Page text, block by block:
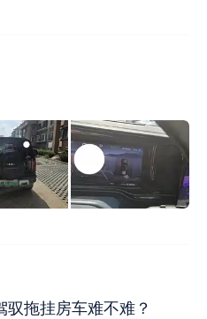
拖挂房车难不难？